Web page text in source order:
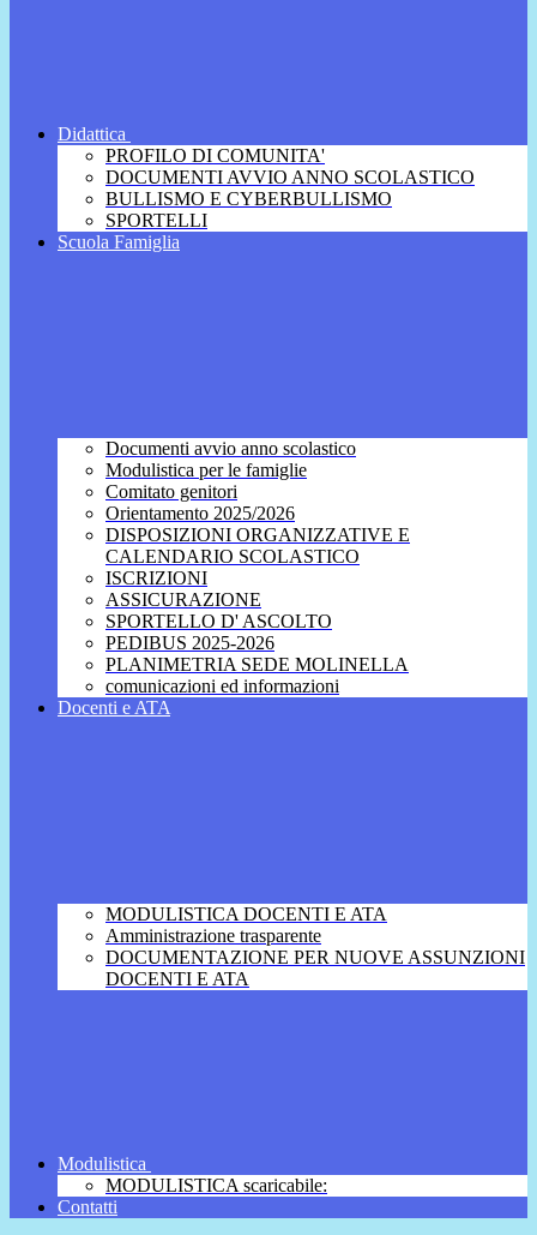
Didattica
PROFILO DI COMUNITA'
DOCUMENTI AVVIO ANNO SCOLASTICO
BULLISMO E CYBERBULLISMO
SPORTELLI
Scuola Famiglia
Documenti avvio anno scolastico
Modulistica per le famiglie
Comitato genitori
Orientamento 2025/2026
DISPOSIZIONI ORGANIZZATIVE E
CALENDARIO SCOLASTICO
ISCRIZIONI
ASSICURAZIONE
SPORTELLO D' ASCOLTO
PEDIBUS 2025-2026
PLANIMETRIA SEDE MOLINELLA
comunicazioni ed informazioni
Docenti e ATA
MODULISTICA DOCENTI E ATA
Amministrazione trasparente
DOCUMENTAZIONE PER NUOVE ASSUNZIONI
DOCENTI E ATA
Modulistica
MODULISTICA scaricabile:
Contatti